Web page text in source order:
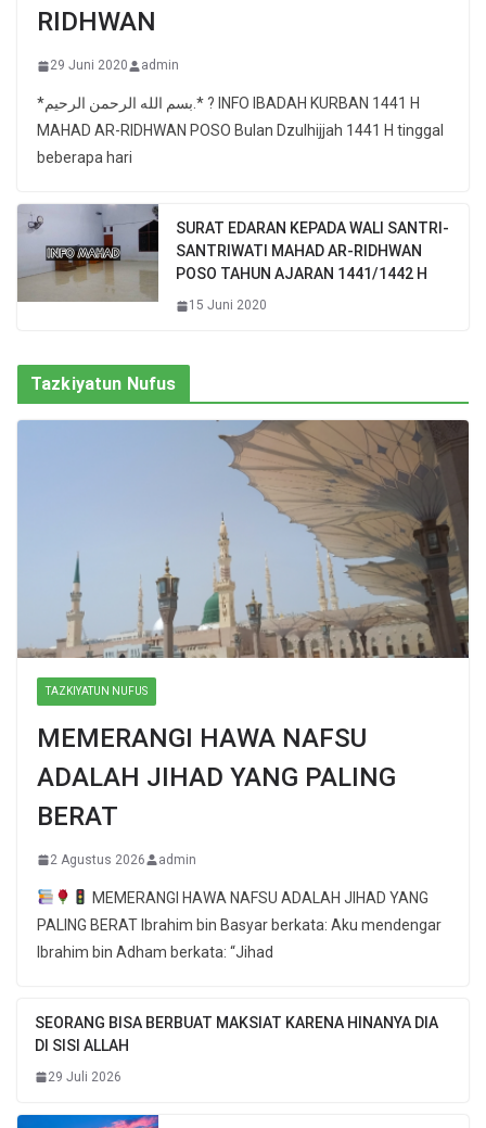
RIDHWAN
29 Juni 2020 admin
*بسم الله الرحمن الرحيم.* ? INFO IBADAH KURBAN 1441 H
MAHAD AR-RIDHWAN POSO Bulan Dzulhijjah 1441 H tinggal
beberapa hari
SURAT EDARAN KEPADA WALI SANTRI-
SANTRIWATI MAHAD AR-RIDHWAN
POSO TAHUN AJARAN 1441/1442 H
15 Juni 2020
Tazkiyatun Nufus
TAZKIYATUN NUFUS
MEMERANGI HAWA NAFSU
ADALAH JIHAD YANG PALING
BERAT
2 Agustus 2026 admin
MEMERANGI HAWA NAFSU ADALAH JIHAD YANG
PALING BERAT Ibrahim bin Basyar berkata: Aku mendengar
Ibrahim bin Adham berkata: “Jihad
SEORANG BISA BERBUAT MAKSIAT KARENA HINANYA DIA
DI SISI ALLAH
29 Juli 2026